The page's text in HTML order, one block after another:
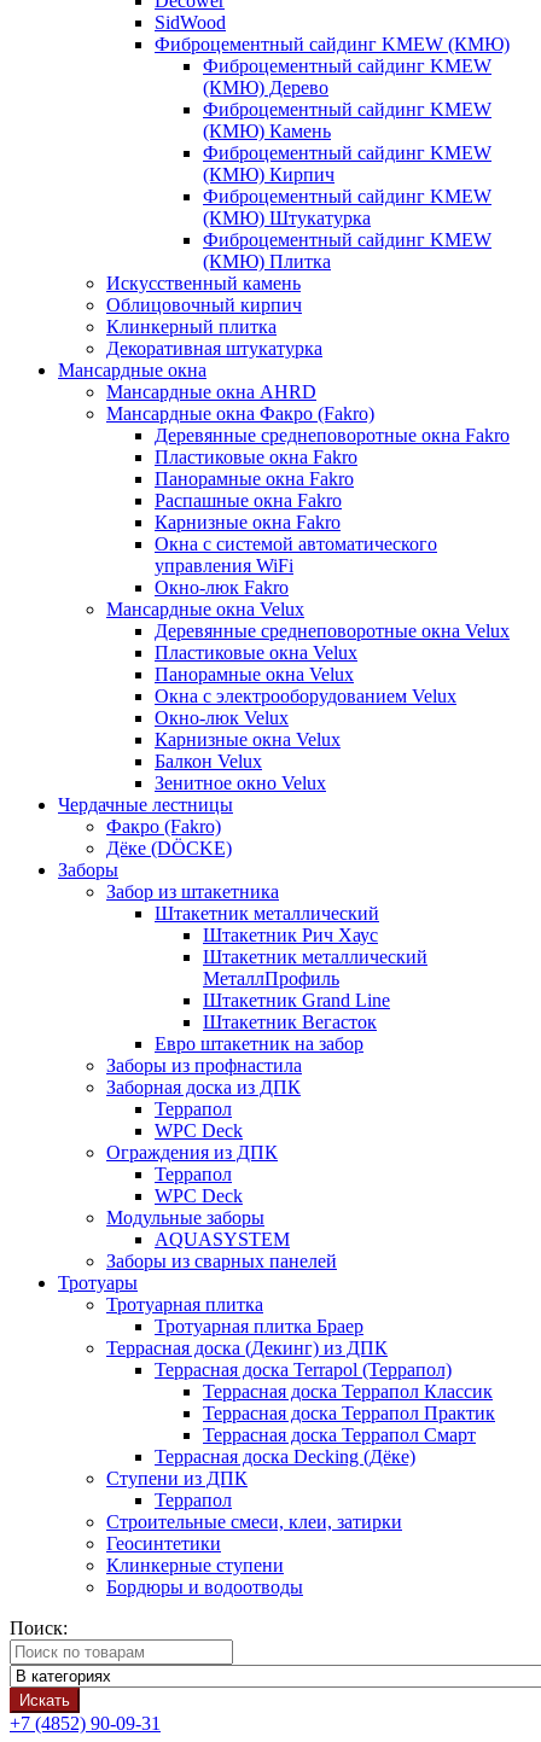
SidWood
Фиброцементный сайдинг KMEW (КМЮ)
Фиброцементный сайдинг KMEW
(КМЮ) Дерево
Фиброцементный сайдинг KMEW
(КМЮ) Камень
Фиброцементный сайдинг KMEW
(КМЮ) Кирпич
Фиброцементный сайдинг KMEW
(КМЮ) Штукатурка
Фиброцементный сайдинг KMEW
(КМЮ) Плитка
Искусственный камень
Облицовочный кирпич
Клинкерный плитка
Декоративная штукатурка
Мансардные окна
Мансардные окна AHRD
Мансардные окна Факро (Fakro)
Деревянные среднеповоротные окна Fakro
Пластиковые окна Fakro
Панорамные окна Fakro
Распашные окна Fakro
Карнизные окна Fakro
Окна с системой автоматического
управления WiFi
Окно-люк Fakro
Мансардные окна Velux
Деревянные среднеповоротные окна Velux
Пластиковые окна Velux
Панорамные окна Velux
Окна с электрооборудованием Velux
Окно-люк Velux
Карнизные окна Velux
Балкон Velux
Зенитное окно Velux
Чердачные лестницы
Факро (Fakro)
Дёке (DÖCKE)
Заборы
Забор из штакетника
Штакетник металлический
Штакетник Рич Хаус
Штакетник металлический
МеталлПрофиль
Штакетник Grand Line
Штакетник Вегасток
Евро штакетник на забор
Заборы из профнастила
Заборная доска из ДПК
Террапол
WPC Deck
Ограждения из ДПК
Террапол
WPC Deck
Модульные заборы
AQUASYSTEM
Заборы из сварных панелей
Тротуары
Тротуарная плитка
Тротуарная плитка Браер
Террасная доска (Декинг) из ДПК
Террасная доска Terrapol (Террапол)
Террасная доска Террапол Классик
Террасная доска Террапол Практик
Террасная доска Террапол Смарт
Террасная доска Decking (Дёке)
Ступени из ДПК
Террапол
Строительные смеси, клеи, затирки
Геосинтетики
Клинкерные ступени
Бордюры и водоотводы
Поиск:
Искать
+7 (4852) 90-09-31